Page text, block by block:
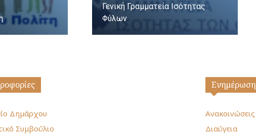
Γενική Γραμματεία Ισότητας
Φύλων
Δημάρχου
Συμβούλιο
Ενημέρωση
Ανακοινώσεις
Διαύγεια